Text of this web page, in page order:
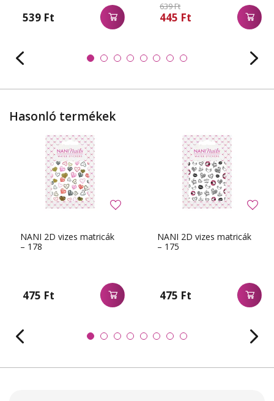
539 Ft
639 Ft
445 Ft
Hasonló termékek
NANI 2D vizes matricák
– 178
475 Ft
NANI 2D vizes matricák
– 175
475 Ft